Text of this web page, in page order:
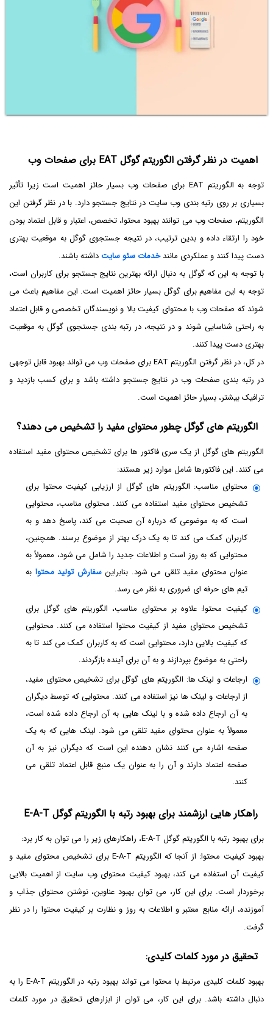
اهمیت در نظر گرفتن الگوریتم گوگل EAT برای صفحات وب
توجه به الگوریتم EAT برای صفحات وب بسیار حائز اهمیت است زیرا تأثیر
بسیاری بر روی رتبه بندی وب سایت در نتایج جستجو دارد. با در نظر گرفتن این
الگوریتم، صفحات وب می توانند بهبود محتوا، تخصص، اعتبار و قابل اعتماد بودن
خود را ارتقاء داده و بدین ترتیب، در نتیجه جستجوی گوگل به موقعیت بهتری
دست پیدا کنند و عملکردی مانندخدمات سئو سایتداشته باشند.
با توجه به این که گوگل به دنبال ارائه بهترین نتایج جستجو برای کاربران است،
توجه به این مفاهیم برای گوگل بسیار حائز اهمیت است. این مفاهیم باعث می
شوند که صفحات وب با محتوای کیفیت بالا و نویسندگان تخصصی و قابل اعتماد
به راحتی شناسایی شوند و در نتیجه، در رتبه بندی جستجوی گوگل به موقعیت
بهتری دست پیدا کنند.
در کل، در نظر گرفتن الگوریتم EAT برای صفحات وب می تواند بهبود قابل توجهی
در رتبه بندی صفحات وب در نتایج جستجو داشته باشد و برای کسب بازدید و
ترافیک بیشتر، بسیار حائز اهمیت است.
الگوریتم های گوگل چطور محتوای مفید را تشخیص می دهند؟
الگوریتم های گوگل از یک سری فاکتور ها برای تشخیص محتوای مفید استفاده
می کنند. این فاکتورها شامل موارد زیر هستند:
محتوای مناسب: الگوریتم های گوگل از ارزیابی کیفیت محتوا برای
تشخیص محتوای مفید استفاده می کنند. محتوای مناسب، محتوایی
است که به موضوعی که درباره آن صحبت می کند، پاسخ دهد و به
کاربران کمک می کند تا به یک درک بهتر از موضوع برسند. همچنین،
محتوایی که به روز است و اطلاعات جدید را شامل می شود، معمولاً به
عنوان محتوای مفید تلقی می شود. بنابراینسفارش تولید محتوا به
تیم های حرفه ای ضروری به نظر می رسد.
کیفیت محتوا: علاوه بر محتوای مناسب، الگوریتم های گوگل برای
تشخیص محتوای مفید از کیفیت محتوا استفاده می کنند. محتوایی
که کیفیت بالایی دارد، محتوایی است که به کاربران کمک می کند تا به
راحتی به موضوع بپردازند و به آن برای آینده بازگردند.
ارجاعات و لینک ها: الگوریتم های گوگل برای تشخیص محتوای مفید،
از ارجاعات و لینک ها نیز استفاده می کنند. محتوایی که توسط دیگران
به آن ارجاع داده شده و با لینک هایی به آن ارجاع داده شده است،
معمولاً به عنوان محتوای مفید تلقی می شود. لینک هایی که به یک
صفحه اشاره می کنند نشان دهنده این است که دیگران نیز به آن
صفحه اعتماد دارند و آن را به عنوان یک منبع قابل اعتماد تلقی می
کنند.
راهکار هایی ارزشمند برای بهبود رتبه با الگوریتم گوگل E-A-T
برای بهبود رتبه با الگوریتم گوگل E-A-T، راهکارهای زیر را می توان به کار برد:
بهبود کیفیت محتوا: از آنجا که الگوریتم E-A-T برای تشخیص محتوای مفید و
کیفیت آن استفاده می کند، بهبود کیفیت محتوای وب سایت از اهمیت بالایی
برخوردار است. برای این کار، می توان بهبود عناوین، نوشتن محتوای جذاب و
آموزنده، ارائه منابع معتبر و اطلاعات به روز و نظارت بر کیفیت محتوا را در نظر
گرفت.
تحقیق در مورد کلمات کلیدی:
بهبود کلمات کلیدی مرتبط با محتوا می تواند بهبود رتبه در الگوریتم E-A-T را به
دنبال داشته باشد. برای این کار، می توان از ابزارهای تحقیق در مورد کلمات